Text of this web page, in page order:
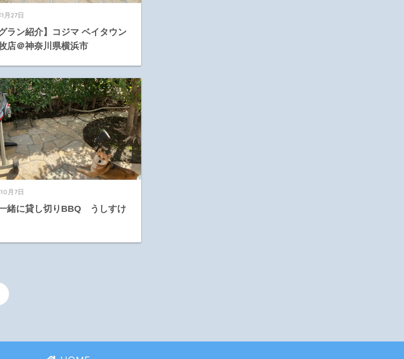
月27日
グラン紹介】コジマ ベイタウン
店＠神奈川県横浜市
月7日
緒に貸し切りBBQ うしすけ